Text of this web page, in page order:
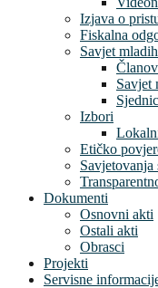
Izjava o
Fiskalna
Savjet mladih
Savjet
Izbori
Etičko
Savjetovanja
Dokumenti
Osnovni akti
Ostali akti
Obrasci
Projekti
Servisne